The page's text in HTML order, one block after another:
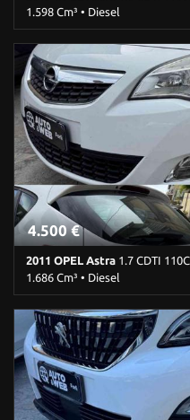
1.598 Cm³ • Diesel
195.500 Km • Cambio
Porte • ABS • Airbag • Airbag
testa • Alzacristalli elettrici •
Boardcomputer • Bracciolo •
• Climatizzatore automatico, 2
Control • ESP • Fendinebbia •
Immobilizzatore elettronico •
Control • Regolazione elettrica
sdoppiato • Sensori di
posteriori • Servosterzo •
laterali elettrici
4.500 €
2011 OPEL Astra 1.7 CDTI
1.686 Cm³ • Diesel
192.600 Km • Cambio Manuale
• Airbag • Airbag laterali •
Alzacristalli elettrici •
Chiusura centralizzata •
Control • ESP • Fendinebbia •
Immobilizzatore elettronico •
Servosterzo • Specchietti